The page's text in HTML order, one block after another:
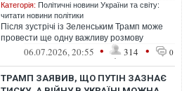
Категорія: Політичні новини України та світу:
читати новини політики
Після зустрічі із Зеленським Трамп може
провести ще одну важливу розмову
06.07.2026, 20:55 • 314 • 0
ТРАМП ЗАЯВИВ, ЩО ПУТІН ЗАЗНАЄ